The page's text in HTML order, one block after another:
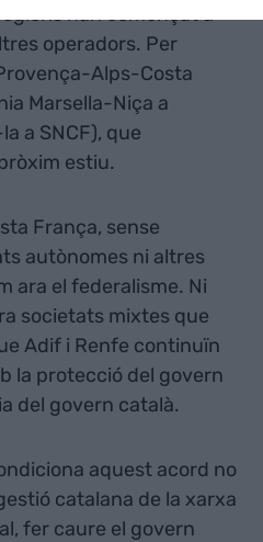
han començat a
operadors. Per
Alps-Costa
Marsella-Niça a
a SNCF), que
estiu.
França, sense
autònomes ni altres
ara el federalisme. Ni
societats mixtes que
Adif i Renfe continuïn
la protecció del govern
del govern català.
aquest acord no
catalana de la xarxa
fer caure el govern